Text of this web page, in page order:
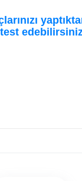
test